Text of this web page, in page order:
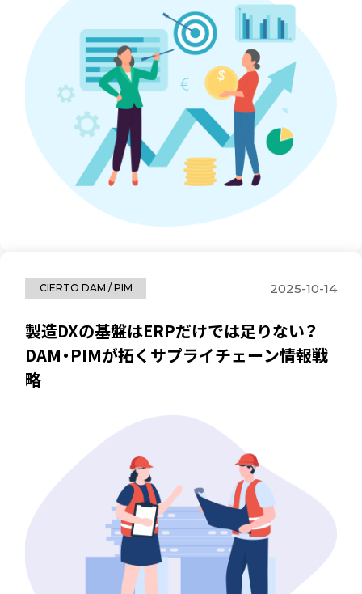
CIERTO DAM / PIM 2025-10-14
製造DXの基盤はERPだけでは足りない？
DAM・PIMが拓くサプライチェーン情報戦
略